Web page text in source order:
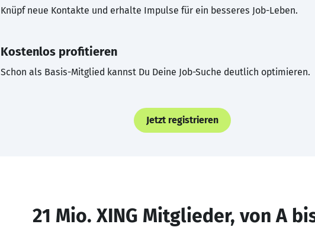
Knüpf neue Kontakte und erhalte Impulse für ein besseres Job-Leben.
Kostenlos profitieren
Schon als Basis-Mitglied kannst Du Deine Job-Suche deutlich optimieren.
Jetzt registrieren
21 Mio. XING Mitglieder, von A